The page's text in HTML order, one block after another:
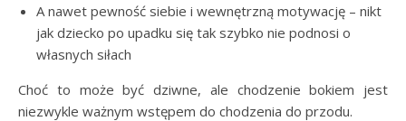
A nawet pewność siebie i wewnętrzną motywację – nikt
jak dziecko po upadku się tak szybko nie podnosi o
własnych siłach
Choć to może być dziwne, ale chodzenie bokiem jest
niezwykle ważnym wstępem do chodzenia do przodu.